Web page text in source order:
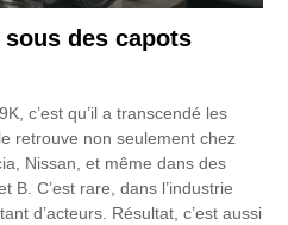
des capots
c’est qu’il a transcendé les
retrouve non seulement chez
Nissan, et même dans des
B. C’est rare, dans l’industrie
d’acteurs. Résultat, c’est aussi